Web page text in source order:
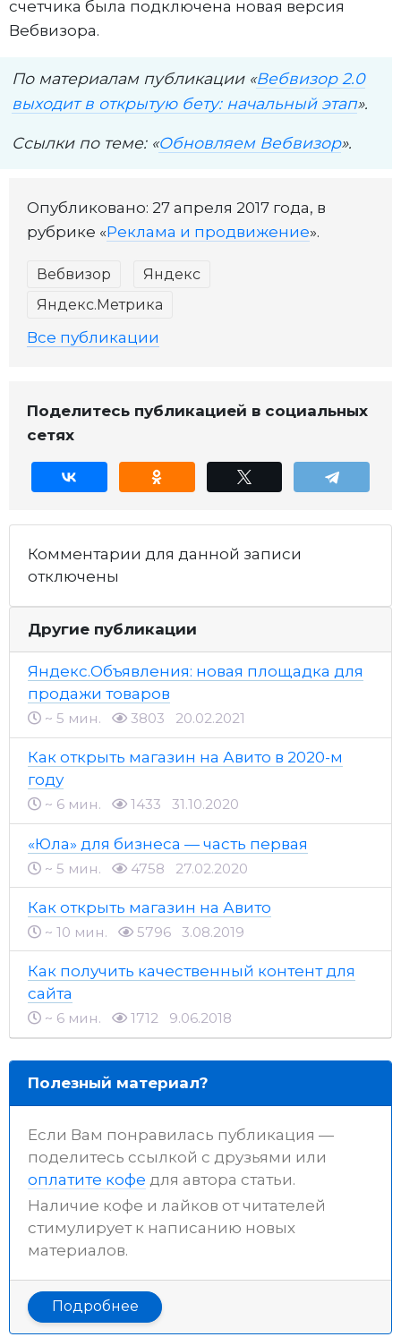
счетчика была подключена новая версия
Вебвизора.
По материалам публикации «Вебвизор 2.0
выходит в открытую бету: начальный этап».
Ссылки по теме: «Обновляем Вебвизор».
Опубликовано: 27 апреля 2017 года, в
рубрике «Реклама и продвижение».
Вебвизор
Яндекс
Яндекс.Метрика
Все публикации
Поделитесь публикацией в социальных
сетях
Комментарии для данной записи
отключены
Другие публикации
Яндекс.Объявления: новая площадка для
продажи товаров
~ 5 мин. 3803 20.02.2021
Как открыть магазин на Авито в 2020-м
году
~ 6 мин. 1433 31.10.2020
«Юла» для бизнеса — часть первая
~ 5 мин. 4758 27.02.2020
Как открыть магазин на Авито
~ 10 мин. 5796 3.08.2019
Как получить качественный контент для
сайта
~ 6 мин. 1712 9.06.2018
Полезный материал?
Если Вам понравилась публикация —
поделитесь ссылкой с друзьями или
оплатите кофе для автора статьи.
Наличие кофе и лайков от читателей
стимулирует к написанию новых
материалов.
Подробнее